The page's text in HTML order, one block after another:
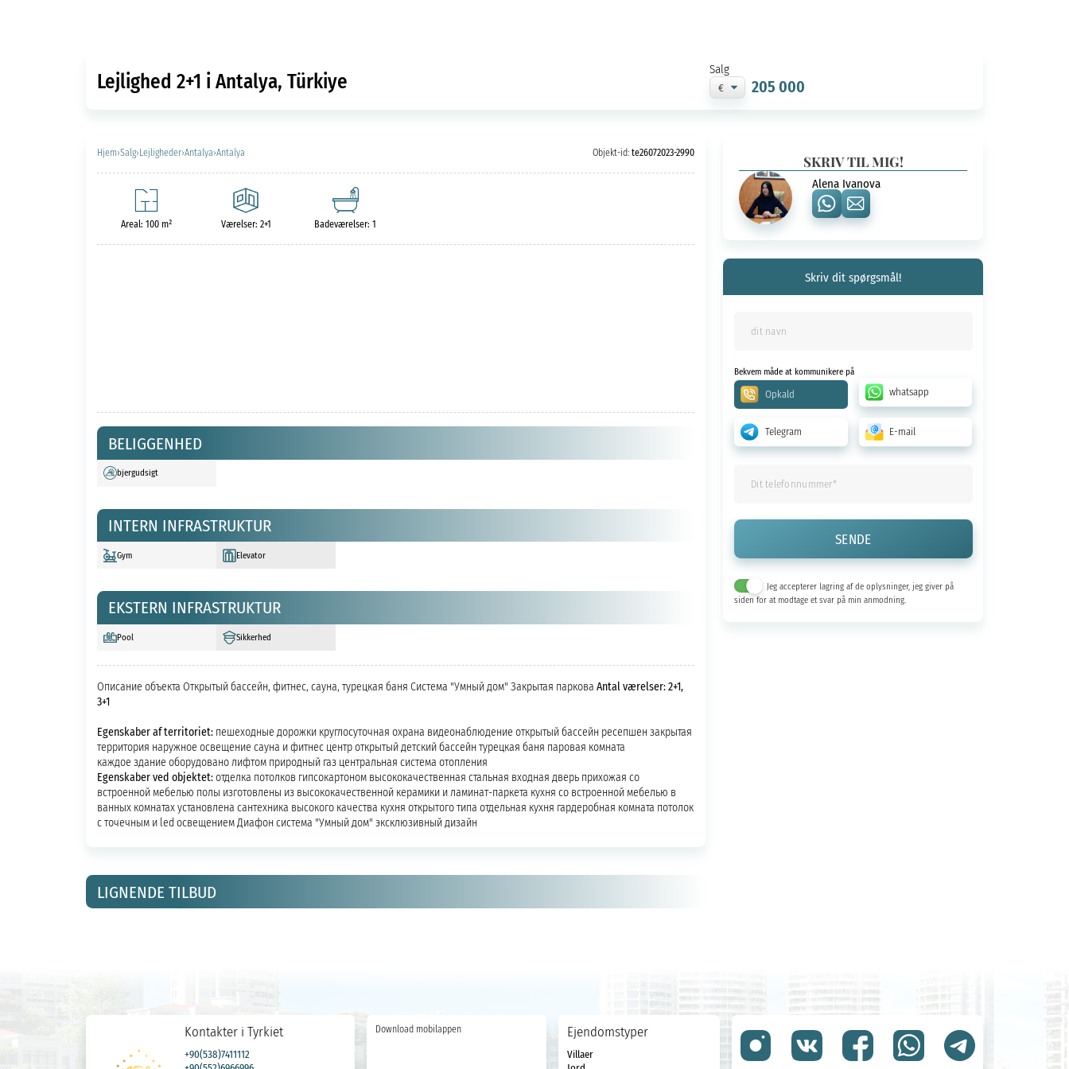
Lejlighed 2+1 i Antalya, Türkiye Salg
205 000
Hjem›Salg›Lejligheder›Antalya›Antalya Objekt-id:te26072023-2990
Areal: 100 m² Værelser: 2+1 Badeværelser: 1
BELIGGENHED
bjergudsigt
INTERN INFRASTRUKTUR
Gym Elevator
EKSTERN INFRASTRUKTUR
Pool Sikkerhed
Описание объекта Открытый бассейн, фитнес, сауна, турецкая баня Система "Умный дом" Закрытая паркова Antal værelser: 2+1,
3+1
Egenskaber af territoriet: пешеходные дорожки круглосуточная охрана видеонаблюдение открытый бассейн ресепшен закрытая
территория наружное освещение сауна и фитнес центр открытый детский бассейн турецкая баня паровая комната
каждое здание оборудовано лифтом природный газ центральная система отопления
Egenskaber ved objektet:отделка потолков гипсокартоном высококачественная стальная входная дверь прихожая со
встроенной мебелью полы изготовлены из высококачественной керамики и ламинат-паркета кухня со встроенной мебелью в
ванных комнатах установлена сантехника высокого качества кухня открытого типа отдельная кухня гардеробная комната потолок
с точечным и led освещением Диафон система "Умный дом" эксклюзивный дизайн
LIGNENDE TILBUD
SKRIV TIL MIG!
Alena Ivanova
Skriv dit spørgsmål!
Bekvem måde at kommunikere på
Opkald whatsapp
Telegram E-mail
Jeg accepterer lagring af de oplysninger, jeg giver på
siden for at modtage et svar på min anmodning.
Kontakter i Tyrkiet
+90(538)7411112
Download mobilappen Ejendomstyper
Villaer